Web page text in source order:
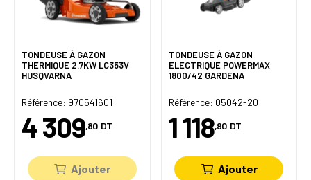
TONDEUSE À GAZON
THERMIQUE 2.7KW LC353V
HUSQVARNA
Référence: 970541601
4 309,80 DT
Ajouter
TONDEUSE À GAZON
ELECTRIQUE POWERMAX
1800/42 GARDENA
Référence: 05042-20
1 118,90 DT
Ajouter